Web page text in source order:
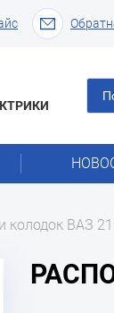
колодок ВАЗ